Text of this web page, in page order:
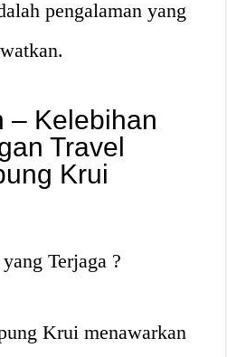
pengalaman yang
– Kelebihan
Travel
Krui
Terjaga ?
Krui menawarkan